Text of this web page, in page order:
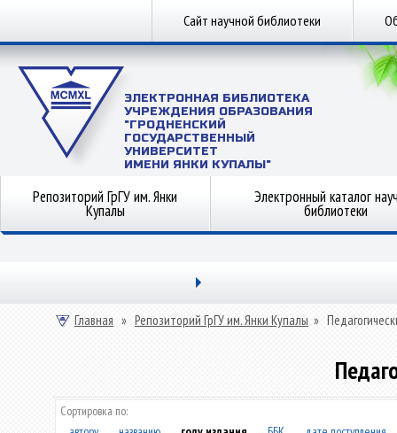
Сайт научной библиотеки
ЭЛЕКТРОННАЯ БИБЛИОТЕКА
УЧРЕЖДЕНИЯ ОБРАЗОВАНИЯ
"ГРОДНЕНСКИЙ
ГОСУДАРСТВЕННЫЙ
УНИВЕРСИТЕТ
ИМЕНИ ЯНКИ КУПАЛЫ"
Репозиторий ГрГУ им. Янки
Купалы
Электронный каталог
библиотеки
Главная » Репозиторий ГрГУ им. Янки Купалы »
Сортировка по: